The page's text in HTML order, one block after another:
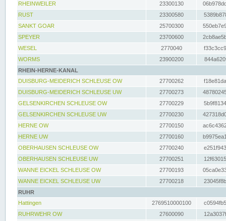
RHEINWEILER
23300130
RUST
23300580
SANKT GOAR
25700300
SPEYER
23700600
WESEL
2770040
WORMS
23900200
RHEIN-HERNE-KANAL
DUISBURG-MEIDERICH SCHLEUSE OW
27700262
DUISBURG-MEIDERICH SCHLEUSE UW
27700273
GELSENKIRCHEN SCHLEUSE OW
27700229
GELSENKIRCHEN SCHLEUSE UW
27700230
HERNE OW
27700150
HERNE UW
27700160
OBERHAUSEN SCHLEUSE OW
27700240
OBERHAUSEN SCHLEUSE UW
27700251
WANNE EICKEL SCHLEUSE OW
27700193
WANNE EICKEL SCHLEUSE UW
27700218
RUHR
Hattingen
2769510000100
RUHRWEHR OW
27600090